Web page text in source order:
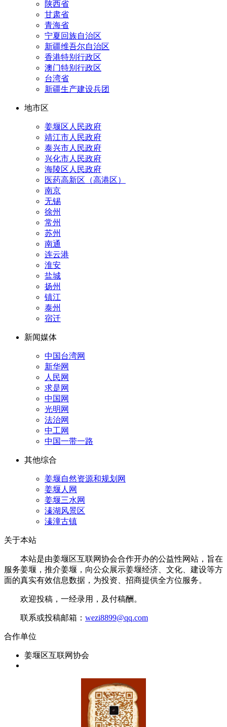
陕西省
甘肃省
青海省
宁夏回族自治区
新疆维吾尔自治区
香港特别行政区
澳门特别行政区
台湾省
新疆生产建设兵团
地市区
姜堰区人民政府
靖江市人民政府
泰兴市人民政府
兴化市人民政府
海陵区人民政府
医药高新区（高港区）
南京
无锡
徐州
常州
苏州
南通
连云港
淮安
盐城
扬州
镇江
泰州
宿迁
新闻媒体
中国台湾网
新华网
人民网
求是网
中国网
光明网
法治网
中工网
中国一带一路
其他综合
姜堰自然资源和规划网
姜堰人网
姜堰三水网
溱湖风景区
溱潼古镇
关于本站
本站是由姜堰区互联网协会合作开办的公益性网站，旨在
服务姜堰，推介姜堰，向公众展示姜堰经济、文化、建设等方
面的真实有效信息数据，为投资、招商提供全方位服务。
欢迎投稿，一经录用，及付稿酬。
联系或投稿邮箱： wezi8899@qq.com
合作单位
姜堰区互联网协会